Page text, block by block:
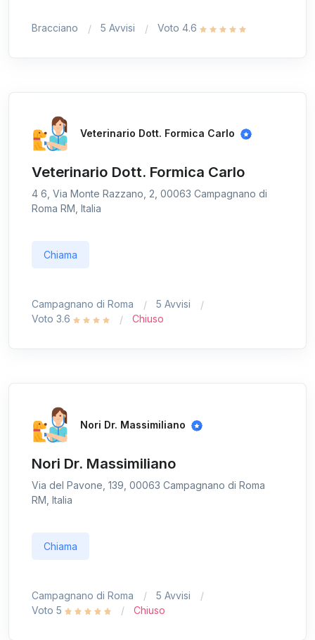
Bracciano 5 Avvisi Voto 4.6
Veterinario Dott. Formica Carlo
Veterinario Dott. Formica Carlo
4 6, Via Monte Razzano, 2, 00063 Campagnano di
Roma RM, Italia
Chiama
Campagnano di Roma
5 Avvisi
Voto 3.6
Chiuso
Nori Dr. Massimiliano
Nori Dr. Massimiliano
Via del Pavone, 139, 00063 Campagnano di Roma
RM, Italia
Chiama
Campagnano di Roma
5 Avvisi
Voto 5
Chiuso